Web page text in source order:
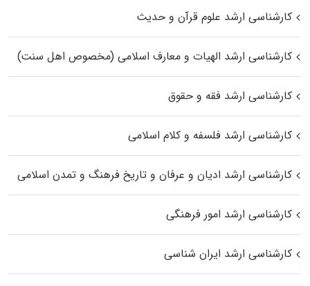
کارشناسی ارشد علوم قرآن و حدیث
کارشناسی ارشد الهیات و معارف اسلامی (مخصوص اهل سنت)
کارشناسی ارشد فقه و حقوق
کارشناسی ارشد فلسفه و کلام اسلامی
کارشناسی ارشد ادیان و عرفان و تاریخ فرهنگ و تمدن اسلامی
کارشناسی ارشد امور فرهنگی
کارشناسی ارشد ایران شناسی